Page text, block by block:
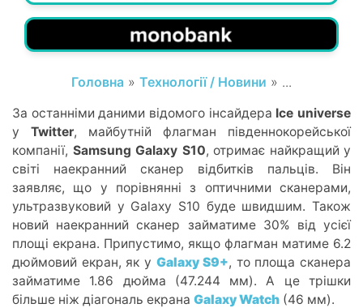
Головна » Технології / Новини » ...
За останніми даними відомого інсайдера Ice universe
у Twitter, майбутній флагман південнокорейської
компанії, Samsung Galaxy S10, отримає найкращий у
світі наекранний сканер відбитків пальців. Він
заявляє, що у порівнянні з оптичними сканерами,
ультразвуковий у Galaxy S10 буде швидшим. Також
новий наекранний сканер займатиме 30% від усієї
площі екрана. Припустимо, якщо флагман матиме 6.2
дюймовий екран, як у Galaxy S9+, то площа сканера
займатиме 1.86 дюйма (47.244 мм). А це трішки
більше ніж діагональ екрана Galaxy Watch (46 мм).